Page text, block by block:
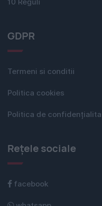
10 Reguli
GDPR
Termeni si conditii
Politica cookies
Politica de
Rețele sociale
facebook